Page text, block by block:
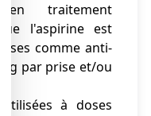
en traitement
l'aspirine est
comme anti-
g par prise et/ou
utilisées à doses